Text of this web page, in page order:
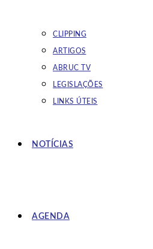
CLIPPING
ARTIGOS
ABRUC TV
LEGISLAÇÕES
LINKS ÚTEIS
NOTÍCIAS
AGENDA